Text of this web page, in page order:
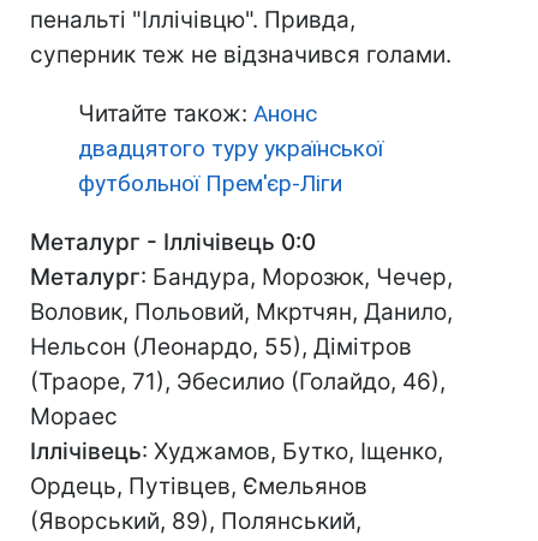
пенальті "Іллічівцю". Привда,
суперник теж не відзначився голами.
Читайте також: Анонс
двадцятого туру української
футбольної Прем'єр-Ліги
Металург - Іллічівець 0:0
Металург: Бандура, Морозюк, Чечер,
Воловик, Польовий, Мкртчян, Данило,
Нельсон (Леонардо, 55), Дімітров
(Траоре, 71), Эбесилио (Голайдо, 46),
Мораес
Іллічівець: Худжамов, Бутко, Іщенко,
Ордець, Путівцев, Ємельянов
(Яворський, 89), Полянський,